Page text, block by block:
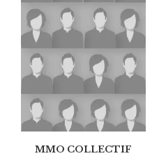
MMO COLLECTIF